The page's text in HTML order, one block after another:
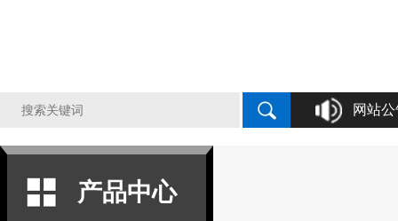
网站
液压泵原厂再制造，液压泵维修，液
产品中心